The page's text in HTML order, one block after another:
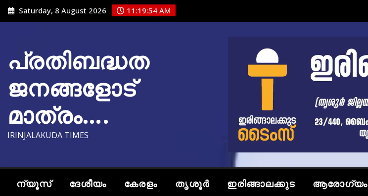
Skip
to
Saturday, 8 August 2026 11:19:56 AM
പ്രതിബദ്ധത
ജനങ്ങളോട്
മാത്രം….
IRINJALAKUDA TIMES
ന്യൂസ് ദേശീയം കേരളം തൃശൂർ ഇരിങ്ങാലക്കുട ആരോഗ്യം